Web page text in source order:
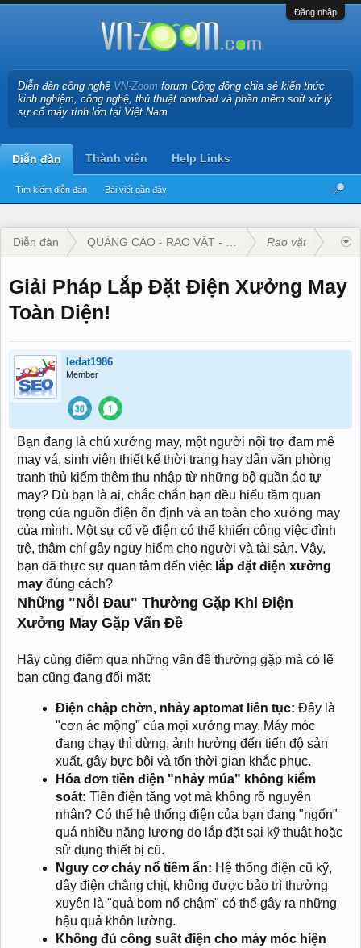
Đăng nhập
Diễn đàn công nghệ VN-Zoom forum Cộng đồng chia sẻ kiến thức
kinh nghiệm, công nghệ, thủ thuật dowload và phần mềm soft xử lý
sự cố máy tính lớn tại Việt Nam
Diễn đàn
Tìm kiếm diễn đàn Bài viết gần đây
Thành viên Help Links
Diễn đàn QUẢNG CÁO - RAO VẶT - KINH DOANH
Rao vặt
Giải Pháp Lắp Đặt Điện Xưởng May
Toàn Diện!
ledat1986
Member
Bạn đang là chủ xưởng may, một người nội trợ đam mê
may vá, sinh viên thiết kế thời trang hay dân văn phòng
tranh thủ kiếm thêm thu nhập từ những bộ quần áo tự
may? Dù bạn là ai, chắc chắn bạn đều hiểu tầm quan
trọng của nguồn điện ổn định và an toàn cho xưởng may
của mình. Một sự cố về điện có thể khiến công việc đình
trệ, thậm chí gây nguy hiểm cho người và tài sản. Vậy,
bạn đã thực sự quan tâm đến việc lắp đặt điện xưởng
may đúng cách?
Những "Nỗi Đau" Thường Gặp Khi Điện
Xưởng May Gặp Vấn Đề
Hãy cùng điểm qua những vấn đề thường gặp mà có lẽ
bạn cũng đang đối mặt:
Điện chập chờn, nhảy aptomat liên tục: Đây là
"cơn ác mộng" của mọi xưởng may. Máy móc
đang chạy thì dừng, ảnh hưởng đến tiến độ sản
xuất, gây bực bội và tốn thời gian khắc phục.
Hóa đơn tiền điện "nhảy múa" không kiểm
soát: Tiền điện tăng vọt mà không rõ nguyên
nhân? Có thể hệ thống điện của bạn đang "ngốn"
quá nhiều năng lượng do lắp đặt sai kỹ thuật hoặc
sử dụng thiết bị cũ.
Nguy cơ cháy nổ tiềm ẩn: Hệ thống điện cũ kỹ,
dây điện chằng chịt, không được bảo trì thường
xuyên là "quả bom nổ chậm" có thể gây ra những
hậu quả khôn lường.
Không đủ công suất điện cho máy móc hiện